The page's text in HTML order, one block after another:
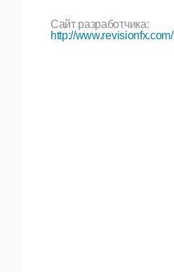
Сайт разработчика:
http://www.revisionfx.com/